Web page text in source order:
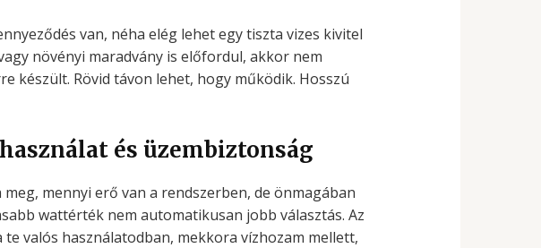
van, néha elég lehet egy tiszta vizes kivitel
növényi maradvány is előfordul, akkor nem
készült. Rövid távon lehet, hogy működik. Hosszú
és üzembiztonság
mennyi erő van a rendszerben, de önmagában
wattérték nem automatikusan jobb választás. Az
valós használatodban, mekkora vízhozam mellett,